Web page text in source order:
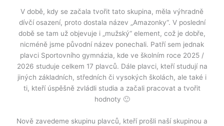
V době, kdy se začala tvořit tato skupina, měla výhradně
dívčí osazení, proto dostala název „Amazonky“. V poslední
době se tam už objevuje i „mužský“ element, což je dobře,
nicméně jsme původní název ponechali. Patří sem jednak
plavci Sportovního gymnázia, kde ve školním roce 2025 /
2026 studuje celkem 17 plavců. Dále plavci, kteří studují na
jiných základních, středních či vysokých školách, ale také i
ti, kteří úspěšně zvládli studia a začali pracovat a tvořit
hodnoty 🙂
Nově zavedeme skupinu plavců, kteří prošli naší skupinou a